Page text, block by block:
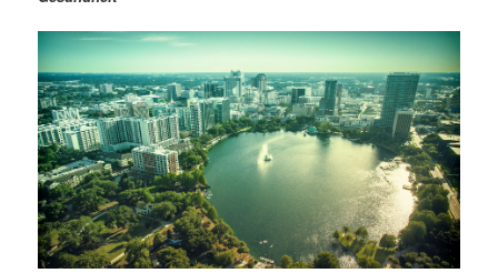
ä
r
e
n
I
n
d
ä
r
e
n
a
v
i
g
a
t
i
o
n